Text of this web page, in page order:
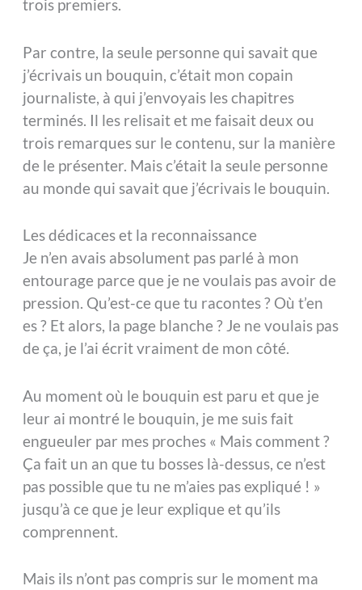
trois premiers.
Par contre, la seule personne qui savait que
j’écrivais un bouquin, c’était mon copain
journaliste, à qui j’envoyais les chapitres
terminés. Il les relisait et me faisait deux ou
trois remarques sur le contenu, sur la manière
de le présenter. Mais c’était la seule personne
au monde qui savait que j’écrivais le bouquin.
Les dédicaces et la reconnaissance
Je n’en avais absolument pas parlé à mon
entourage parce que je ne voulais pas avoir de
pression. Qu’est-ce que tu racontes ? Où t’en
es ? Et alors, la page blanche ? Je ne voulais pas
de ça, je l’ai écrit vraiment de mon côté.
Au moment où le bouquin est paru et que je
leur ai montré le bouquin, je me suis fait
engueuler par mes proches « Mais comment ?
Ça fait un an que tu bosses là-dessus, ce n’est
pas possible que tu ne m’aies pas expliqué ! »
jusqu’à ce que je leur explique et qu’ils
comprennent.
Mais ils n’ont pas compris sur le moment ma